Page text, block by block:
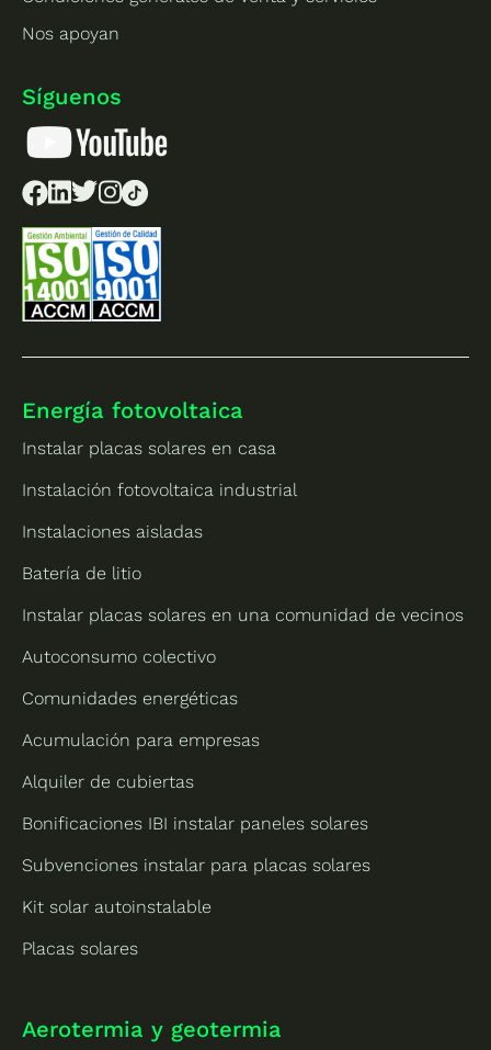
Nos apoyan
Síguenos
Energía fotovoltaica
Instalar placas solares en casa
Instalación fotovoltaica industrial
Instalaciones aisladas
Batería de litio
Instalar placas solares en una comunidad de vecinos
Autoconsumo colectivo
Comunidades energéticas
Acumulación para empresas
Alquiler de cubiertas
Bonificaciones IBI instalar paneles solares
Subvenciones instalar para placas solares
Kit solar autoinstalable
Placas solares
Aerotermia y geotermia